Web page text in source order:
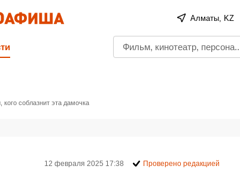
Алматы, KZ
соблазнит эта дамочка
12 февраля 2025 17:38 Проверено редакцией